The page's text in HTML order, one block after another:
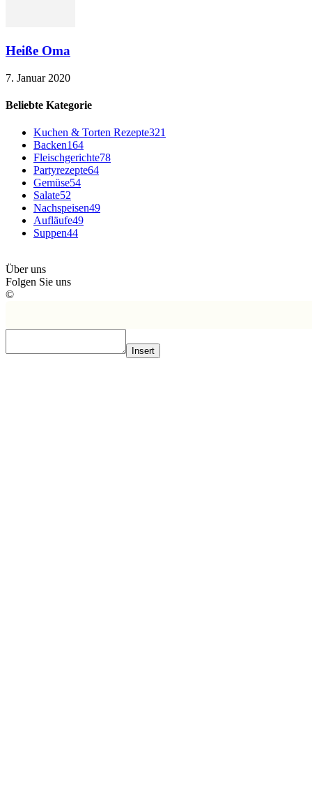
Heiße Oma
7. Januar 2020
Beliebte Kategorie
Kuchen & Torten Rezepte321
Backen164
Fleischgerichte78
Partyrezepte64
Gemüse54
Salate52
Nachspeisen49
Aufläufe49
Suppen44
Über uns
Folgen Sie uns
©
Insert